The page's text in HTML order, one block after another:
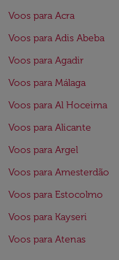
Voos para Acra
Voos para Adis Abeba
Voos para Agadir
Voos para Málaga
Voos para Al Hoceima
Voos para Alicante
Voos para Argel
Voos para Amesterdão
Voos para Estocolmo
Voos para Kayseri
Voos para Atenas